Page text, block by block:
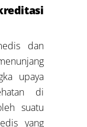
dan
upaya
di
suatu
yang